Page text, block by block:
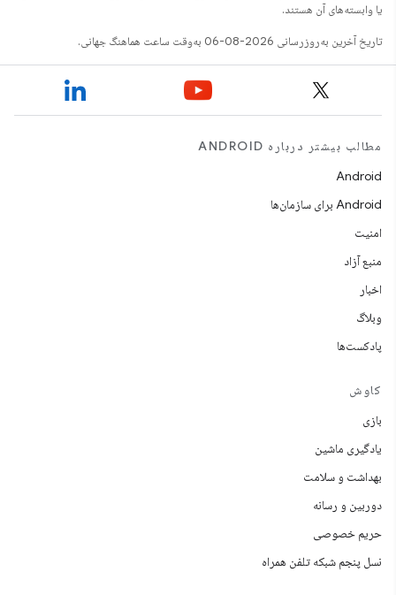
یا وابسته‌های آن هستند.
تاریخ آخرین به‌روزرسانی 2026-08-06 به‌وقت ساعت هماهنگ جهانی.
مطالب بیشتر درباره ANDROID
Android
Android برای سازمان‌ها
امنیت
منبع آزاد
اخبار
وبلاگ
پادکست‌ها
کاوش
بازی
یادگیری ماشین
بهداشت و سلامت
دوربین و رسانه
حریم خصوصی
نسل پنجم شبکه تلفن همراه